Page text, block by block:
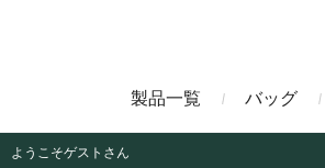
製品一覧 バッグ
ようこそゲストさん